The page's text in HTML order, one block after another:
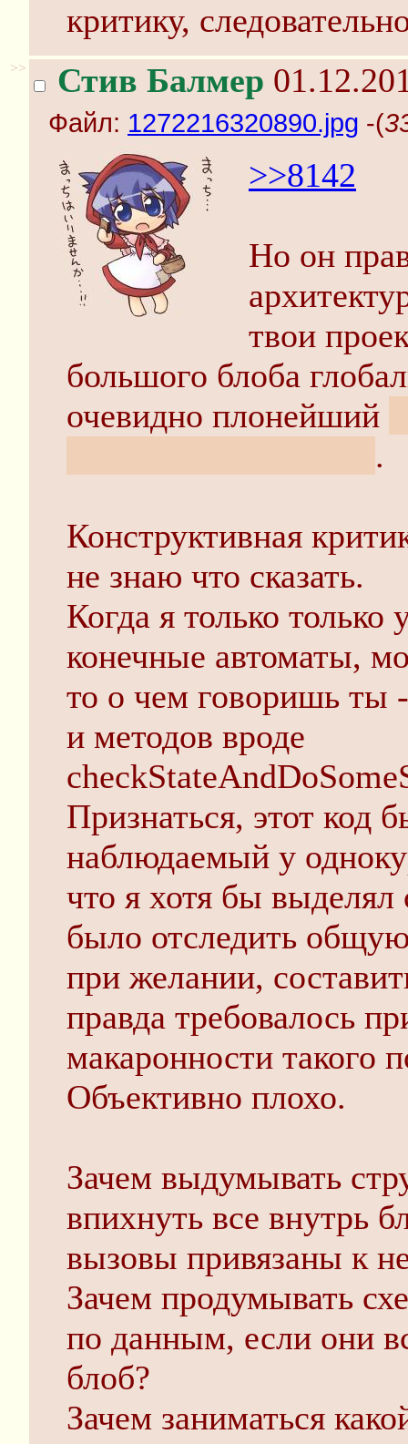
критику,
>> Стив Балмер
Файл: 1272216320890.jpg -(
>>8142
Но он
твои
большого блоба
очевидно плонейший
.
Конструктивная
не знаю что сказать.
Когда я только только
конечные автоматы,
то о чем говоришь ты
и методов вроде
Признаться, этот
наблюдаемый у
что я хотя бы
было отследить
при желании,
правда требовалось
макаронности такого
Объективно плохо.
Зачем выдумывать
впихнуть все внутрь
вызовы привязаны к
Зачем продумывать
по данным, если они
блоб?
Зачем заниматься